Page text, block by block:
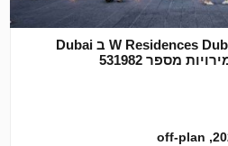
פרויקט פיתוח W Residences Dubai Harbour ב Dubai